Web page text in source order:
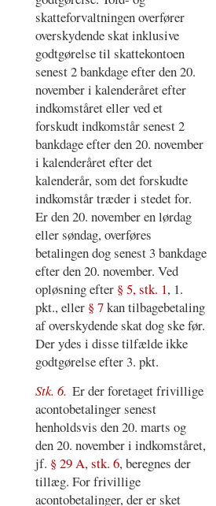
skatteforvaltningen overfører
overskydende skat inklusive
godtgørelse til skattekontoen
senest 2 bankdage efter den 20.
november i kalenderåret efter
indkomståret eller ved et
forskudt indkomstår senest 2
bankdage efter den 20. november
i kalenderåret efter det
kalenderår, som det forskudte
indkomstår træder i stedet for.
Er den 20. november en lørdag
eller søndag, overføres
betalingen dog senest 3 bankdage
efter den 20. november. Ved
opløsning efter § 5, stk. 1, 1.
pkt., eller § 7kan tilbagebetaling
af overskydende skat dog ske før.
Der ydes i disse tilfælde ikke
godtgørelse efter 3. pkt.
Stk. 6. Er der foretaget frivillige
acontobetalinger senest
henholdsvis den 20. marts og
den 20. november i indkomståret,
jf. § 29 A, stk. 6, beregnes der
tillæg. For frivillige
acontobetalinger, der er sket